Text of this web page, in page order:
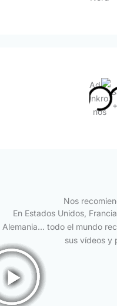
Nos
En Estados Unidos,
Alemania... todo el mundo
sus vídeos y